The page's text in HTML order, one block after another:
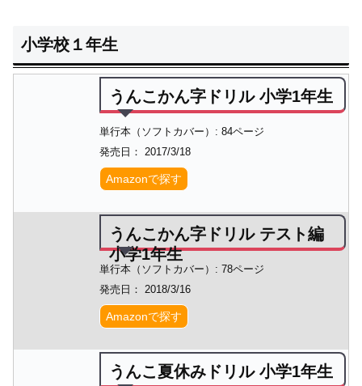
小学校１年生
うんこかん字ドリル 小学1年生
単行本（ソフトカバー）: 84ページ
発売日： 2017/3/18
Amazonで探す
うんこかん字ドリル テスト編
小学1年生
単行本（ソフトカバー）: 78ページ
発売日： 2018/3/16
Amazonで探す
うんこ夏休みドリル 小学1年生